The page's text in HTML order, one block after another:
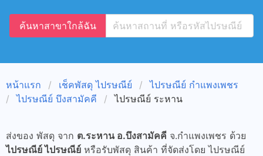
ค้นหาสาขาใกล้ฉัน
หน้าแรก เช็คพัสดุ ไปรษณีย์
ไปรษณีย์ กำแพงเพชร
ไปรษณีย์ บึงสามัคคี
ไปรษณีย์ ระหาน
ส่งของ พัสดุ จาก ต.ระหาน อ.บึงสามัคคี จ.กำแพงเพชร ด้วย
ไปรษณีย์ ไปรษณีย์ หรือรับพัสดุ สินค้า ที่จัดส่งโดย ไปรษณีย์